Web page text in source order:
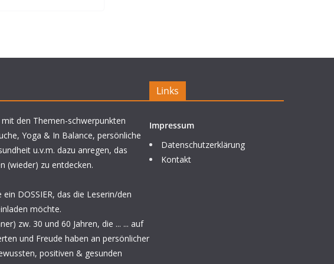
den Themen-schwerpunkten
Yoga & In Balance, persönliche
u.v.m. dazu anregen, das
(wieder) zu entdecken.
DOSSIER, das die Leserin/den
möchte.
zw. 30 und 60 Jahren, die ... ... auf
und Freude haben an persönlicher
positiven & gesunden
Links
Impressum
Datenschutzerklärung
Kontakt